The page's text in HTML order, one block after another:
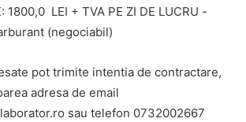
1800,0 LEI + TVA PE ZI DE LUCRU -
(negociabil)
pot trimite intentia de contractare,
adresa de email
sau telefon 0732002667